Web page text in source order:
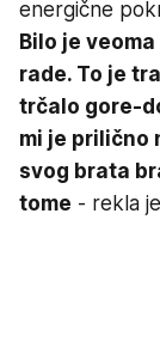
energične
Bilo je
rade. To je
trčalo gore-
mi je prilično
svog brata
tome - rekla